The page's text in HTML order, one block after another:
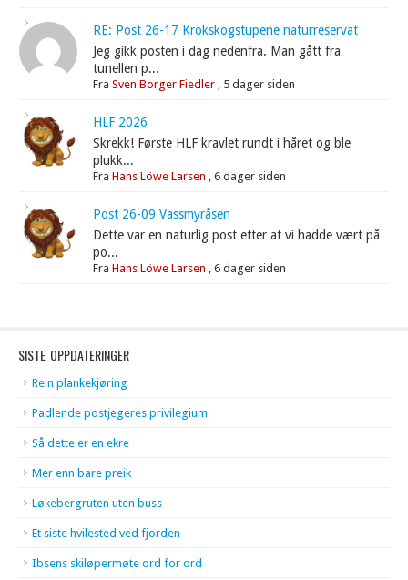
RE: Post 26-17 Krokskogstupene naturreservat
Jeg gikk posten i dag nedenfra. Man gått fra
tunellen p...
FraSven Borger Fiedler 5 dager siden
HLF 2026
Skrekk! Første HLF kravlet rundt i håret og ble
plukk...
FraHans Löwe Larsen ,6 dager siden
Post 26-09 Vassmyråsen
Dette var en naturlig post etter at vi hadde vært på
po...
FraHans Löwe Larsen ,6 dager siden
SISTE OPPDATERINGER
Rein plankekjøring
Padlende postjegeres privilegium
Så dette er en ekre
Mer enn bare preik
Løkebergruten uten buss
Et siste hvilested ved fjorden
Ibsens skiløpermøte ord for ord